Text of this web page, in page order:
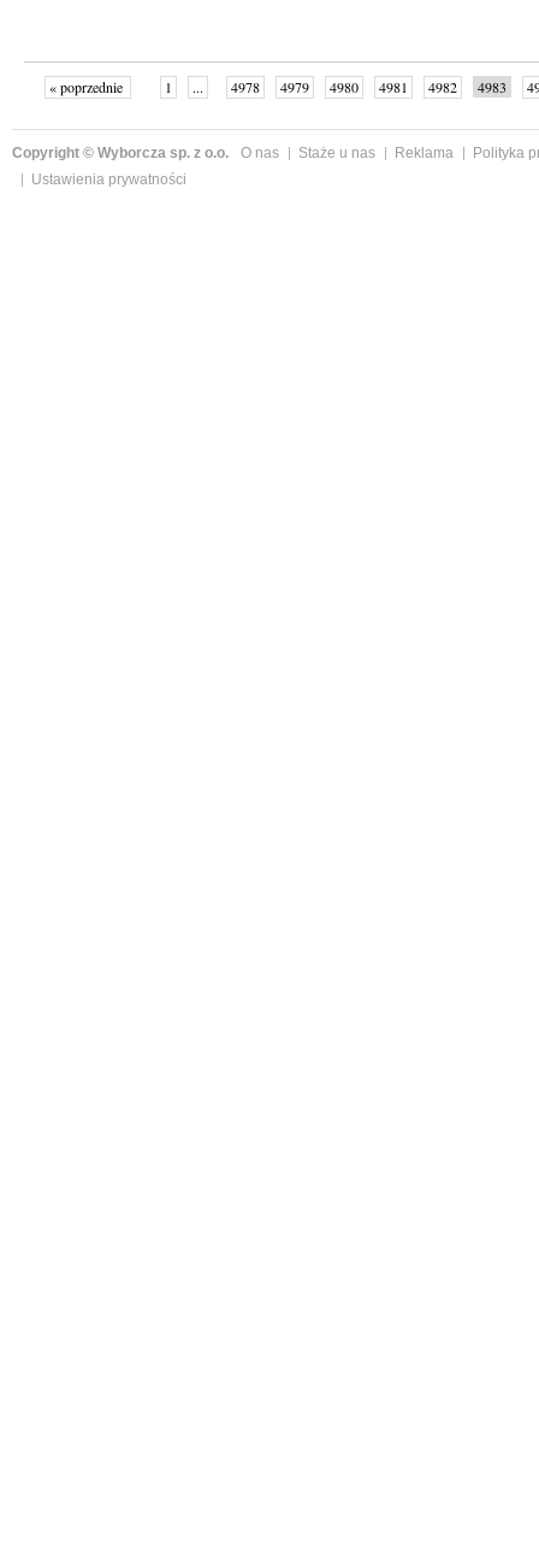
« poprzednie 1 ... 4978 4979 4980 4981 4982 4983
Copyright © Wyborcza sp. z o.o. O nas Staże u nas Reklama
Polityka
Ustawienia prywatności